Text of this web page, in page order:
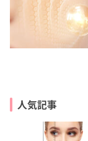
人気記事